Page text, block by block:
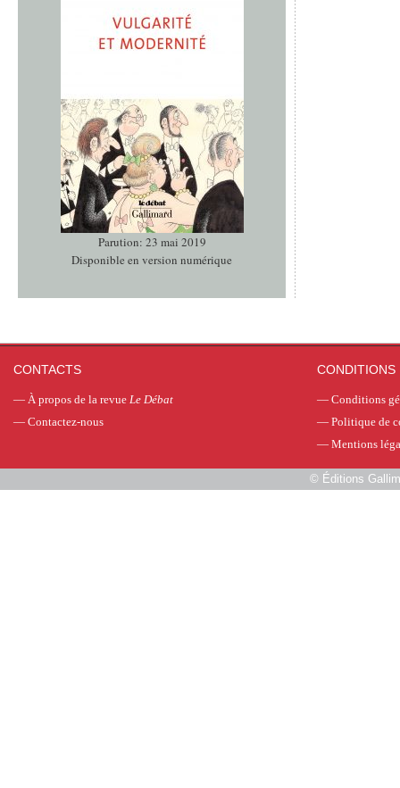
Parution: 23 mai 2019
Disponible en version numérique
CONTACTS
— À propos de la revue Le Débat
— Contactez-nous
CONDITIONS
— Conditions
— Politique de
— Mentions
© Éditions